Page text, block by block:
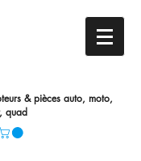
& pièces auto, moto,
quad